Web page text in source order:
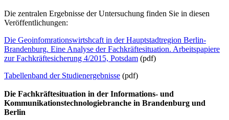
Die zentralen Ergebnisse der Untersuchung finden Sie in diesen
Veröffentlichungen:
Die Geoinfomrationswirtshcaft in der Hauptstadtregion Berlin-
Brandenburg. Eine Analyse der Fachkräftesituation. Arbeitspapiere
zur Fachkräftesicherung 4/2015, Potsdam (pdf)
Tabellenband der Studienergebnisse (pdf)
Die Fachkräftesituation in der Informations- und
Kommunikationstechnologiebranche in Brandenburg und
Berlin